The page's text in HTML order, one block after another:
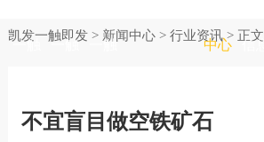
一触 一触 一触 中心 信息
凯发一触即发> 新闻中心> 行业资讯> 正文
不宜盲目做空铁矿石